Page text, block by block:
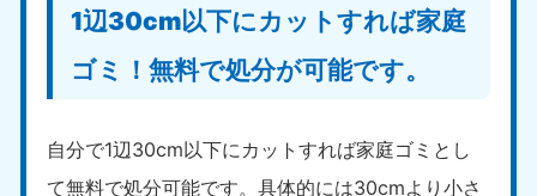
1辺30cm以下にカットすれば家庭
ゴミ！無料で処分が可能です。
自分で1辺30cm以下にカットすれば家庭ゴミとし
て無料で処分可能です。具体的には30cmより小さ